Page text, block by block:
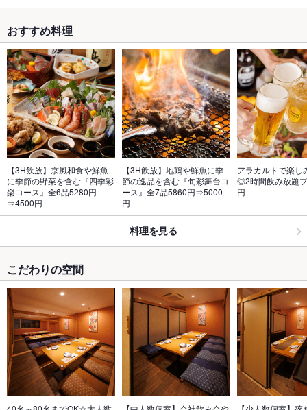
おすすめ料理
【3H飲放】京風和食や鮮魚
に季節の野菜を含む『四季彩
楽コース』全6品5280円
⇒4500円
【3H飲放】地鶏や鮮魚に季
節の逸品を含む『旬彩舞台コ
ース』全7品5860円⇒5000
円
アラカルトで楽し
◎2時間飲み放題
円
料理を見る
こだわりの空間